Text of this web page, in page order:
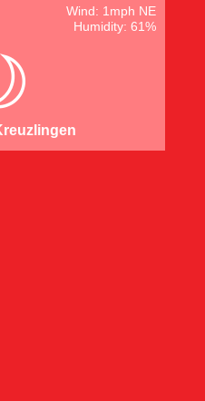
Wind: 1mph NE
Humidity: 61%